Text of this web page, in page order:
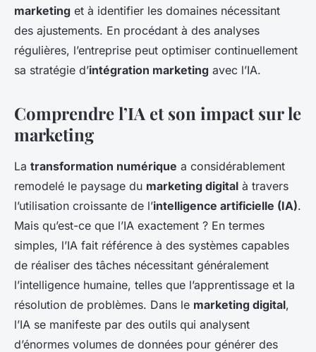
marketing et à identifier les domaines nécessitant
des ajustements. En procédant à des analyses
régulières, l’entreprise peut optimiser continuellement
sa stratégie d’intégration marketing avec l’IA.
Comprendre l’IA et son impact sur le
marketing
La transformation numérique a considérablement
remodelé le paysage du marketing digital à travers
l’utilisation croissante de l’intelligence artificielle (IA).
Mais qu’est-ce que l’IA exactement ? En termes
simples, l’IA fait référence à des systèmes capables
de réaliser des tâches nécessitant généralement
l’intelligence humaine, telles que l’apprentissage et la
résolution de problèmes. Dans le marketing digital,
l’IA se manifeste par des outils qui analysent
d’énormes volumes de données pour générer des